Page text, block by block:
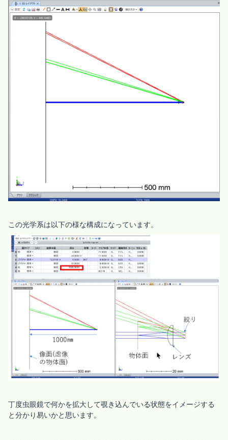
この光学系は以下の様な構成になっています。
丁度虫眼鏡で何かを拡大して覗き込んでいる状態をイメージする
と分かり易いかと思います。